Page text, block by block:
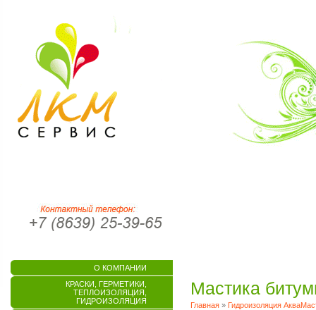
О КОМПАНИИ
КРАСКИ, ГЕРМЕТИКИ,
ТЕПЛОИЗОЛЯЦИЯ,
ГИДРОИЗОЛЯЦИЯ
Мастика
Главная » Гидроизоляция